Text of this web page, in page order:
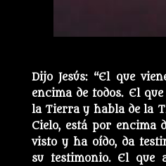
Dijo Jesús: “El que
encima de todos. El
la Tierra y habla de la
Cielo, está por encima
visto y ha oído, da
su testimonio. El que